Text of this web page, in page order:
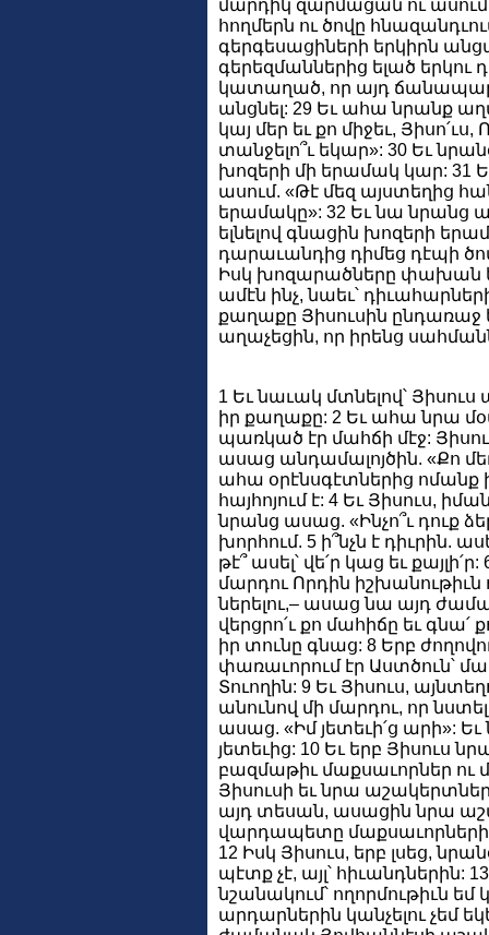
մարդիկ զարմացան ու ասում
հողմերն ու ծովը
գերգեսացիների երկիրն
գերեզմաններից ելած
կատաղած, որ այդ
անցնել: 29 Եւ ահա նրանք
կայ մեր եւ քո միջեւ,
տանջելո՞ւ եկար»: 30 Եւ
խոզերի մի երամակ կար: 31
ասում. «Թէ մեզ այստեղից
երամակը»: 32 Եւ նա նրանց
ելնելով գնացին խոզերի
դարաւանդից դիմեց դէպի
Իսկ խոզարածները փախան
ամէն ինչ, նաեւ՝
քաղաքը Յիսուսին ընդառաջ
աղաչեցին, որ իրենց
1 Եւ նաւակ մտնելով՝ Յիսուս
իր քաղաքը: 2 Եւ ահա նրա
պառկած էր մահճի մէջ:
ասաց անդամալոյծին. «Քո
ահա օրէնսգէտներից ոմանք
հայհոյում է: 4 Եւ Յիսուս,
նրանց ասաց. «Ինչո՞ւ դուք
խորհում. 5 ի՞նչն է դիւրին.
թէ՞ ասել՝ վե՛ր կաց եւ
մարդու Որդին իշխանութիւն
ներելու,– ասաց նա այդ
վերցրո՛ւ քո մահիճը եւ գնա՛
իր տունը գնաց: 8 Երբ
փառաւորում էր Աստծուն՝
Տուողին: 9 Եւ Յիսուս,
անունով մի մարդու, որ
ասաց. «Իմ յետեւի՛ց արի»:
յետեւից: 10 Եւ երբ Յիսուս
բազմաթիւ մաքսաւորներ ու
Յիսուսի եւ նրա
այդ տեսան, ասացին նրա
վարդապետը մաքսաւորների
12 Իսկ Յիսուս, երբ լսեց,
պէտք չէ, այլ՝ հիւանդներին:
նշանակում՝ ողորմութիւն եմ
արդարներին կանչելու չեմ